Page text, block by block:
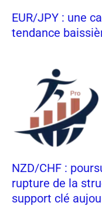
EUR/JPY : une
tendance
NZD/CHF :
rupture de la
support clé